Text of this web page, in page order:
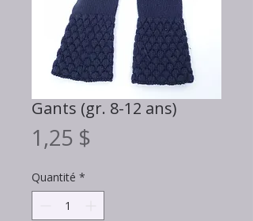
Gants (gr. 8-12 ans)
1,25 $
Quantité *